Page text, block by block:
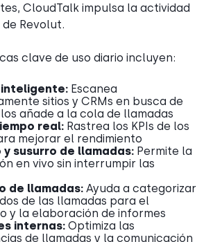
CloudTalk impulsa la actividad
Revolut.
clave de uso diario incluyen:
Escanea
sitios y CRMs en busca de
añade a la cola de llamadas
real: Rastrea los KPIs de los
mejorar el rendimiento
susurro de llamadas: Permite la
en vivo sin interrumpir las
de llamadas: Ayuda a categorizar
de las llamadas para el
y la elaboración de informes
internas: Optimiza las
de llamadas y la comunicación